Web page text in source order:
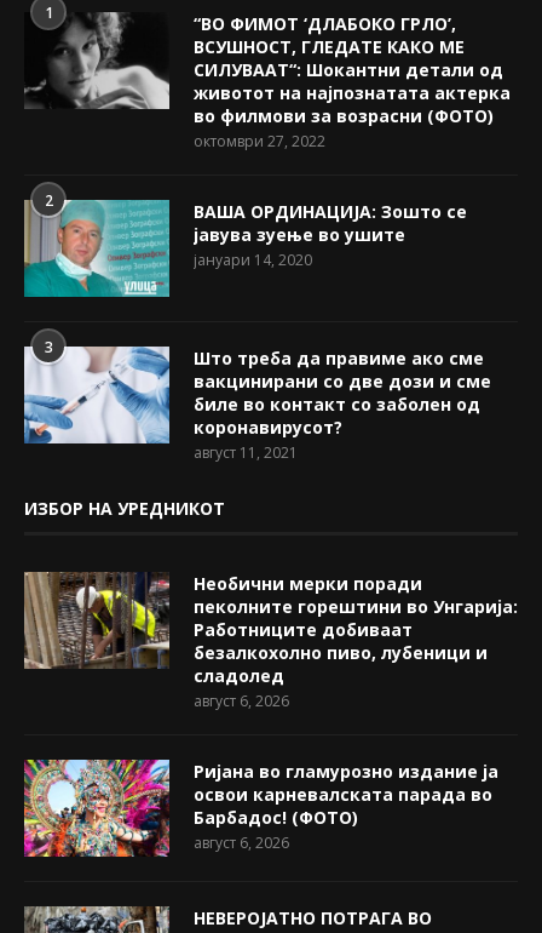
1
“ВО ФИМОТ ‘ДЛАБОКО ГРЛО’,
ВСУШНОСТ, ГЛЕДАТЕ КАКО МЕ
СИЛУВААТ“: Шокантни детали од
животот на најпознатата актерка
во филмови за возрасни (ФОТО)
октомври 27, 2022
2
ВАША ОРДИНАЦИЈА: Зошто се
јавува зуење во ушите
јануари 14, 2020
3
Што треба да правиме ако сме
вакцинирани со две дози и сме
биле во контакт со заболен од
коронавирусот?
август 11, 2021
ИЗБОР НА УРЕДНИКОТ
Необични мерки поради
пеколните горештини во Унгарија:
Работниците добиваат
безалкохолно пиво, лубеници и
сладолед
август 6, 2026
Ријана во гламурозно издание ја
освои карневалската парада во
Барбадос! (ФОТО)
август 6, 2026
НЕВЕРОЈАТНО ПОТРАГА ВО